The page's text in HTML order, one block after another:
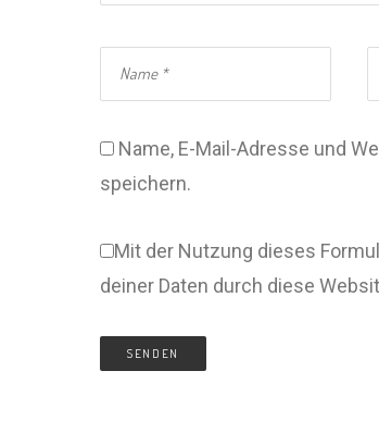
Name, E-Mail-Adresse und
speichern.
Mit der Nutzung dieses
deiner Daten durch diese